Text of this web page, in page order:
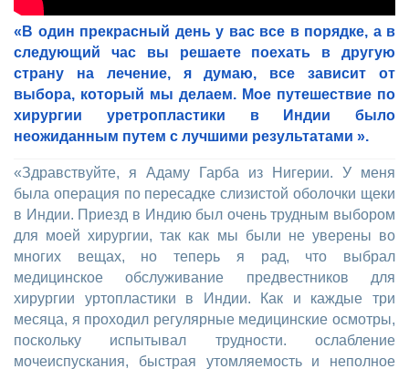
«В один прекрасный день у вас все в порядке, а в
следующий час вы решаете поехать в другую
страну на лечение, я думаю, все зависит от
выбора, который мы делаем. Мое путешествие по
хирургии уретропластики в Индии было
неожиданным путем с лучшими результатами ».
«Здравствуйте, я Адаму Гарба из Нигерии. У меня
была операция по пересадке слизистой оболочки щеки
в Индии. Приезд в Индию был очень трудным выбором
для моей хирургии, так как мы были не уверены во
многих вещах, но теперь я рад, что выбрал
медицинское обслуживание предвестников для
хирургии уртопластики в Индии. Как и каждые три
месяца, я проходил регулярные медицинские осмотры,
поскольку испытывал трудности. ослабление
мочеиспускания, быстрая утомляемость и неполное